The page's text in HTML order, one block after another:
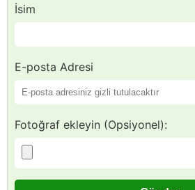
İsim
E-posta Adresi
Fotoğraf ekleyin (Opsiyonel):